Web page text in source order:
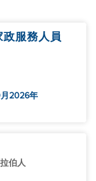
服務人員
2026年
伯人